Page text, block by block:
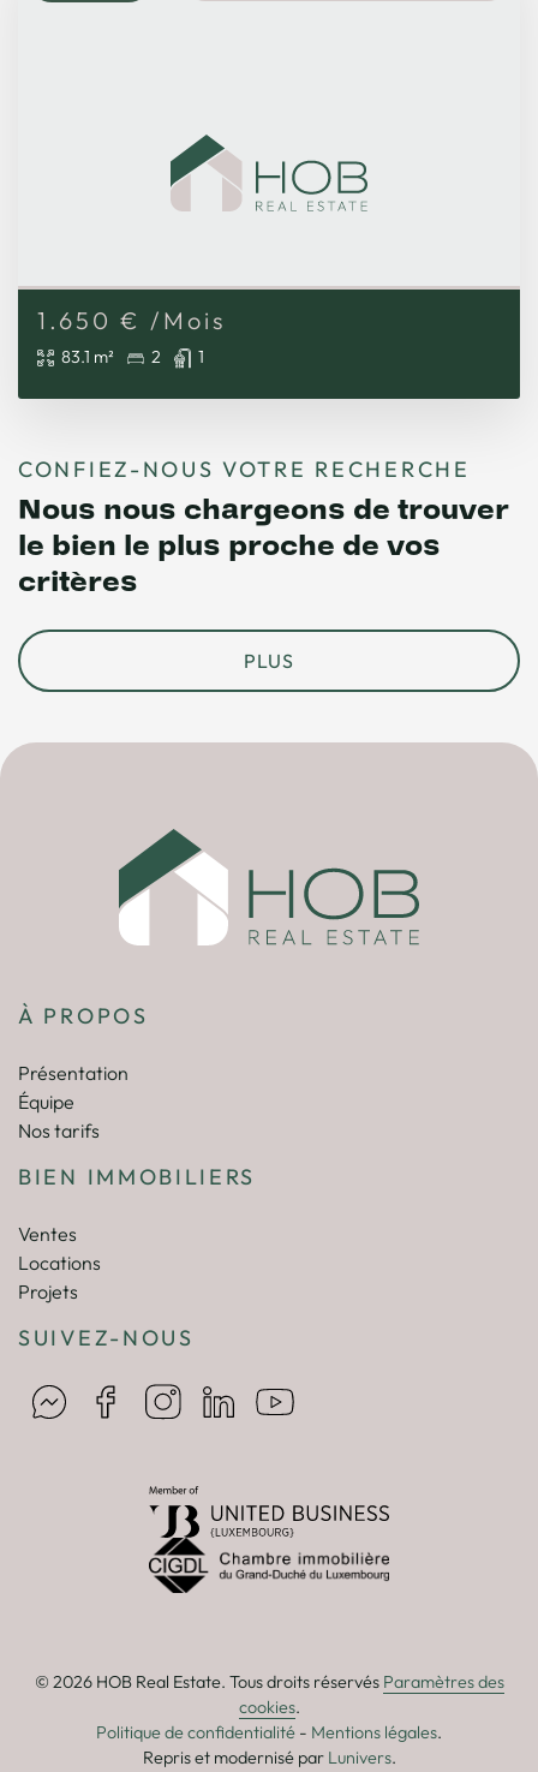
1.650 € /Mois
83.1 m² 2 1
CONFIEZ-NOUS VOTRE RECHERCHE
Nous nous chargeons de trouver
le bien le plus proche de vos
critères
PLUS
À PROPOS
Présentation
Équipe
Nos tarifs
BIEN IMMOBILIERS
Ventes
Locations
Projets
SUIVEZ-NOUS
© 2026 HOB Real Estate. Tous droits réservés Paramètres des
cookies.
Politique de confidentialité - Mentions légales.
Repris et modernisé par Lunivers.